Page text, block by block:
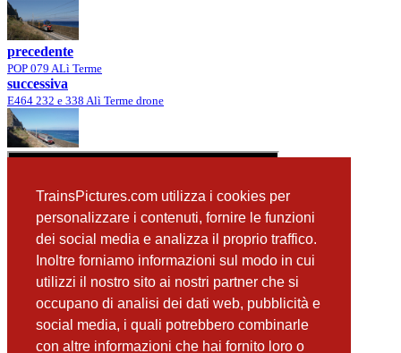
TrainsPictures.com utilizza i cookies per
personalizzare i contenuti, fornire le funzioni
dei social media e analizza il proprio traffico.
Inoltre forniamo informazioni sul modo in cui
utilizzi il nostro sito ai nostri partner che si
occupano di analisi dei dati web, pubblicità e
social media, i quali potrebbero combinarle
con altre informazioni che hai fornito loro o
precedente
POP 079 ALì Terme
successiva
E464 232 e 338 Alì Terme drone
📸 Fotografie scattate nei dintorniVedi tutte ➔